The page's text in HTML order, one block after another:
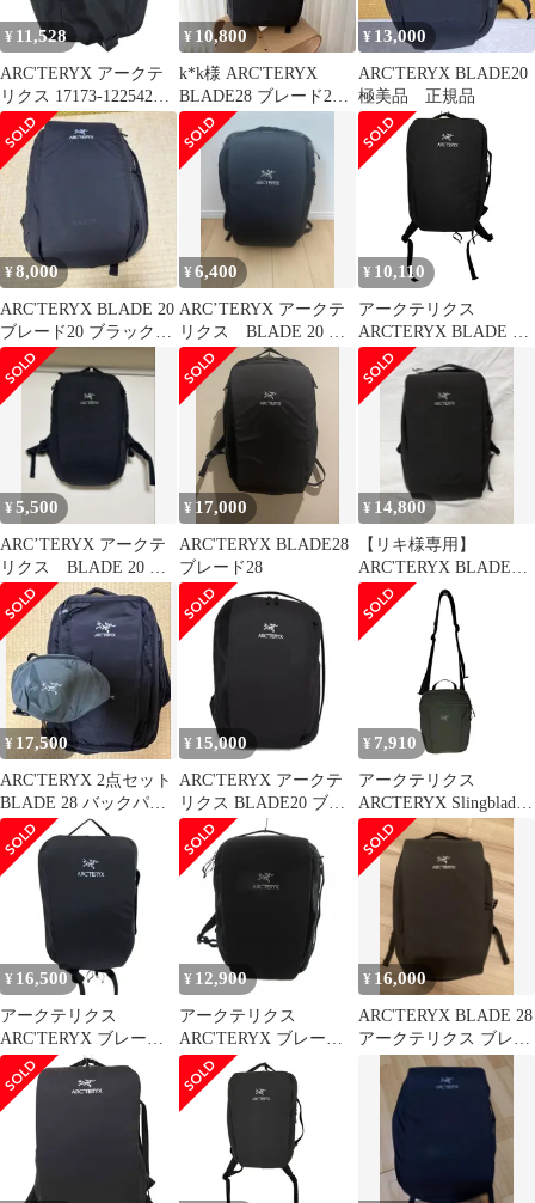
¥ 11,528
ARC'TERYX アークテ
リクス 17173-122542
SLINGBLADE 4
SHOULDER BAG スリ
ングブレード 4 ショル
ダー バッグ ブラック系
【中古】
¥ 10,800
k*k様 ARC'TERYX
BLADE28 ブレード28
黒 タグ付き
¥ 13,000
ARC'TERYX BLADE20
極美品 正規品
¥8,000
ARC'TERYX BLADE 20
ブレード20 ブラック
アークテリクス黒
¥6,400
ARC’TERYX アークテ
リクス BLADE 20 ブ
レード
¥ 10,110
アークテリクス
ARCTERYX BLADE 6
BACK PACK メンズ 表
記無
¥5,500
ARC’TERYX アークテ
リクス BLADE 20 ブ
レード
¥ 17,000
ARC'TERYX BLADE28
ブレード28
¥ 14,800
【リキ様専用】
ARC'TERYX BLADE28
ブレード28
¥ 17,500
ARC'TERYX 2点セット
BLADE 28 バックパッ
ク ＆ ボディバッグ
¥ 15,000
ARC'TERYX アークテ
リクス BLADE20 ブレ
ード20 黒
¥ 7,910
アークテリクス
ARCTERYX Slingblade
4 Shoulder Bag スリング
ブレード 4 ショルダー
バッグ メンズ 表記無
¥ 16,500
アークテリクス
ARC'TERYX ブレード
BLADE6 リュック バッ
クパック ビジネス ナイ
ロン ロゴ 16180-
122991-10/19 黒 ブラッ
¥ 12,900
アークテリクス
ARC'TERYX ブレード
20 BLADE リュックサ
ック バックパック ナイ
ロン 黒 ブラック /UO
■GY17
¥ 16,000
ARC'TERYX BLADE 28
アークテリクス ブレー
ド28